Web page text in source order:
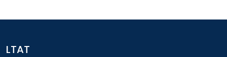
LTAT